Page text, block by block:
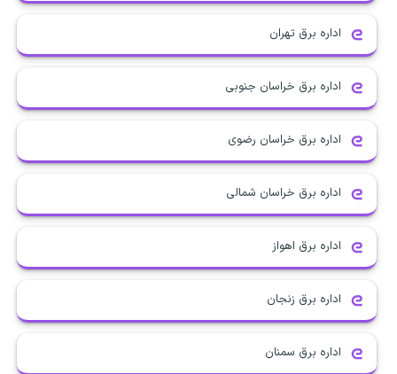
اداره برق تهران
اداره برق خراسان جنوبی
اداره برق خراسان رضوی
اداره برق خراسان شمالی
اداره برق اهواز
اداره برق زنجان
اداره برق سمنان